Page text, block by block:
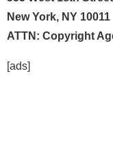
New York, NY 10011
ATTN: Copyright
[ads]